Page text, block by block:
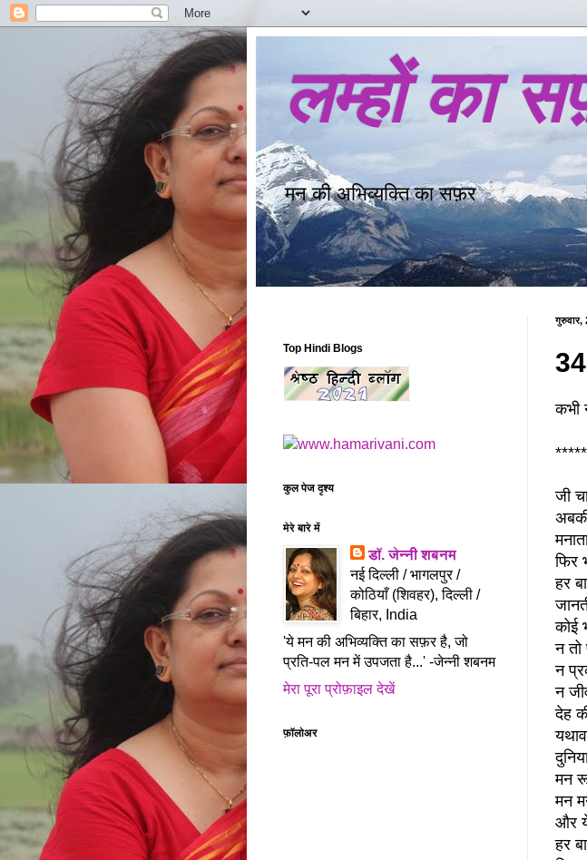
लम्हों का
मन की अभिव्यक्ति का सफ़र
गुरुवार,
कभी
जी
फिर
हर
कोई
न तो
न
न
देह
मन
मन
और ये
हर
Top Hindi Blogs
कुल पेज दृश्य
मेरे बारे में
डॉ. जेन्नी शबनम
नई दिल्ली / भागलपुर /
कोठियाँ (शिवहर), दिल्ली /
बिहार, India
'ये मन की अभिव्यक्ति का सफ़र है, जो
प्रति-पल मन में उपजता है...' -जेन्नी शबनम
मेरा पूरा प्रोफ़ाइल देखें
फ़ॉलोअर